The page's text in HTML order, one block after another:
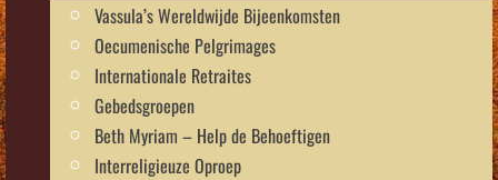
Vassula’s Wereldwijde Bijeenkomsten
Oecumenische Pelgrimages
Internationale Retraites
Gebedsgroepen
Beth Myriam – Help de Behoeftigen
Interreligieuze Oproep